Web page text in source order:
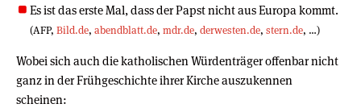
Es ist das erste Mal, dass der Papst nicht aus Europa kommt.
(AFP, Bild.de, abendblatt.de, mdr.de, derwesten.de, stern.de, …)
Wobei sich auch die katholischen Würdenträger offenbar nicht
ganz in der Frühgeschichte ihrer Kirche auszukennen
scheinen: